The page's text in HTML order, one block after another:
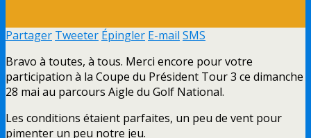
Partager Tweeter Épingler E-mail SMS
Bravo à toutes, à tous. Merci encore pour votre
participation à la Coupe du Président Tour 3 ce dimanche
28 mai au parcours Aigle du Golf National.
Les conditions étaient parfaites, un peu de vent pour
pimenter un peu notre jeu.